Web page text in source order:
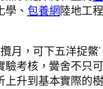
、 包養網陸地工
月，可下五洋捉
考核，黌舍不只
上升到基本實際的